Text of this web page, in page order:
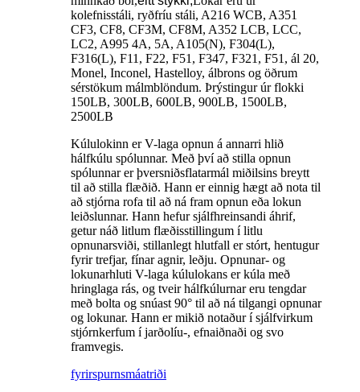
kolefnisstáli, ryðfríu stáli, A216 WCB, A351
CF3, CF8, CF3M, CF8M, A352 LCB, LCC,
LC2, A995 4A, 5A, A105(N), F304(L),
F316(L), F11, F22, F51, F347, F321, F51, ál 20,
Monel, Inconel, Hastelloy, álbrons og öðrum
sérstökum málmblöndum. Þrýstingur úr flokki
150LB, 300LB, 600LB, 900LB, 1500LB,
2500LB
Kúlulokinn er V-laga opnun á annarri hlið
hálfkúlu spólunnar. Með því að stilla opnun
spólunnar er þversniðsflatarmál miðilsins breytt
til að stilla flæðið. Hann er einnig hægt að nota til
að stjórna rofa til að ná fram opnun eða lokun
leiðslunnar. Hann hefur sjálfhreinsandi áhrif,
getur náð litlum flæðisstillingum í litlu
opnunarsviði, stillanlegt hlutfall er stórt, hentugur
fyrir trefjar, fínar agnir, leðju. Opnunar- og
lokunarhluti V-laga kúlulokans er kúla með
hringlaga rás, og tveir hálfkúlurnar eru tengdar
með bolta og snúast 90° til að ná tilgangi opnunar
og lokunar. Hann er mikið notaður í sjálfvirkum
stjórnkerfum í jarðolíu-, efnaiðnaði og svo
framvegis.
fyrirspurnsmáatriði